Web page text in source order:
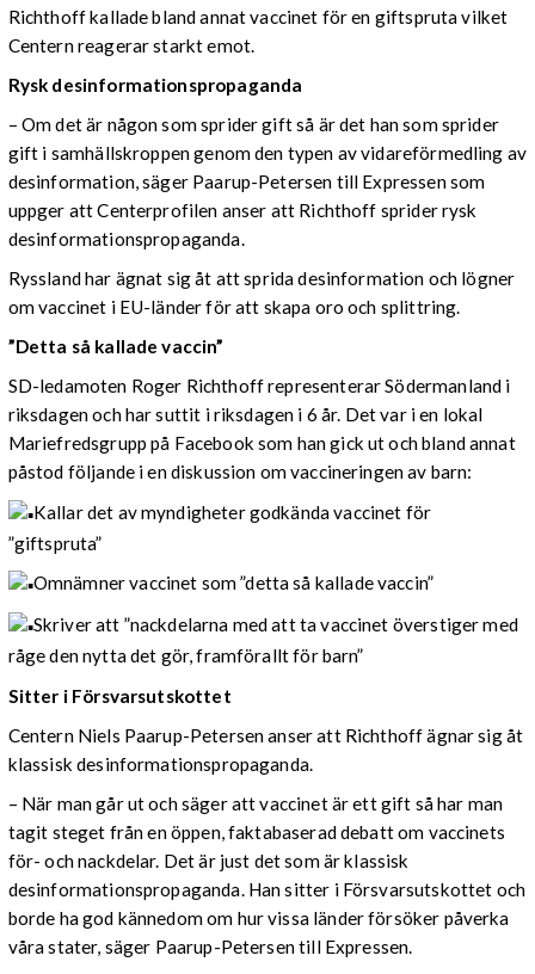
Richthoff kallade bland annat vaccinet för en giftspruta vilket
Centern reagerar starkt emot.
Rysk desinformationspropaganda
– Om det är någon som sprider gift så är det han som sprider
gift i samhällskroppen genom den typen av vidareförmedling av
desinformation, säger Paarup-Petersen till Expressen som
uppger att Centerprofilen anser att Richthoff sprider rysk
desinformationspropaganda.
Ryssland har ägnat sig åt att sprida desinformation och lögner
om vaccinet i EU-länder för att skapa oro och splittring.
”Detta så kallade vaccin”
SD-ledamoten Roger Richthoff representerar Södermanland i
riksdagen och har suttit i riksdagen i 6 år. Det var i en lokal
Mariefredsgrupp på Facebook som han gick ut och bland annat
påstod följande i en diskussion om vaccineringen av barn:
Kallar det av myndigheter godkända vaccinet för
”giftspruta”
Omnämner vaccinet som ”detta så kallade vaccin”
Skriver att ”nackdelarna med att ta vaccinet överstiger med
råge den nytta det gör, framförallt för barn”
Sitter i Försvarsutskottet
Centern Niels Paarup-Petersen anser att Richthoff ägnar sig åt
klassisk desinformationspropaganda.
– När man går ut och säger att vaccinet är ett gift så har man
tagit steget från en öppen, faktabaserad debatt om vaccinets
för- och nackdelar. Det är just det som är klassisk
desinformationspropaganda. Han sitter i Försvarsutskottet och
borde ha god kännedom om hur vissa länder försöker påverka
våra stater, säger Paarup-Petersen till Expressen.